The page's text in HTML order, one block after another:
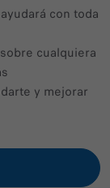
con toda
cualquiera
y mejorar